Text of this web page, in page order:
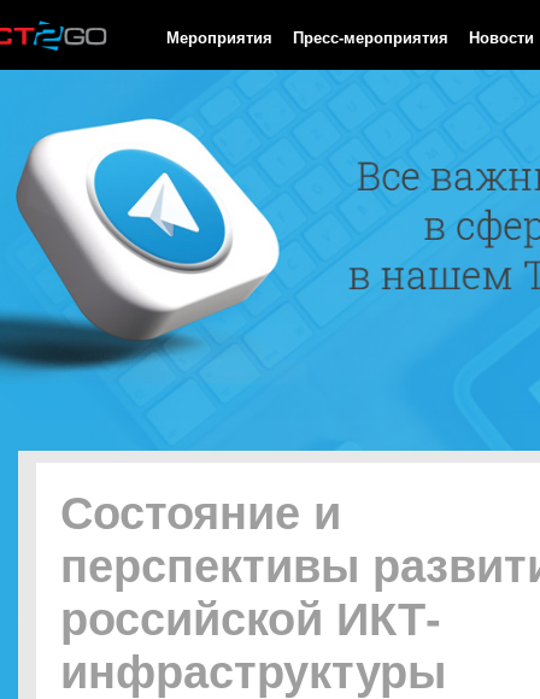
Мероприятия Пресс-мероприятия Новости
Состояние и
перспективы
российской ИКТ-
инфраструктуры